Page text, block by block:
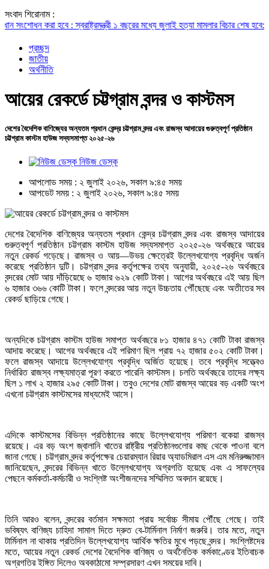
সংবাদ শিরোনাম :
করা হবে : স্বরাষ্ট্রমন্ত্রী১ বছরের মধ্যে জুলাই হত্যা মামলার বিচার শেষ হবে: চিফ
প্রচ্ছদ
জাতীয়
অর্থনীতি
আয়ের রেকর্ডে চট্টগ্রাম বন্দর ও কাস্টমস
দেশের বৈদেশিক বাণিজ্যের অন্যতম প্রধান কেন্দ্র চট্টগ্রাম বন্দর এবং রাজস্ব আদায়ের গুরুত্বপূর্ণ প্রতিষ্ঠান
চট্টগ্রাম কাস্টম হাউজ সদ্যসমাপ্ত ২০২৫-২৬
নিউজ ডেস্ক
আপলোড সময় : ২ জুলাই ২০২৬, সকাল ৯:৪৫ সময়
আপডেট সময় : ২ জুলাই ২০২৬, সকাল ৯:৪৫ সময়
দেশের বৈদেশিক বাণিজ্যের অন্যতম প্রধান কেন্দ্র চট্টগ্রাম বন্দর এবং রাজস্ব আদায়ের
গুরুত্বপূর্ণ প্রতিষ্ঠান চট্টগ্রাম কাস্টম হাউজ সদ্যসমাপ্ত ২০২৫-২৬ অর্থবছরে আয়ের
নতুন রেকর্ড গড়েছে। রাজস্ব ও আয়—উভয় ক্ষেত্রেই উল্লেখযোগ্য প্রবৃদ্ধি অর্জন
করেছে প্রতিষ্ঠান দুটি। চট্টগ্রাম বন্দর কর্তৃপক্ষের তথ্য অনুযায়ী, ২০২৫-২৬ অর্থবছরে
বন্দরের মোট আয় দাঁড়িয়েছে ৬ হাজার ৬২৯ কোটি টাকা। আগের অর্থবছরে এই আয় ছিল
৬ হাজার ৩৬৬ কোটি টাকা। ফলে বন্দরের আয় নতুন উচ্চতায় পৌঁছেছে এবং অতীতের সব
রেকর্ড ছাড়িয়ে গেছে।
অন্যদিকে চট্টগ্রাম কাস্টম হাউজ সমাপ্ত অর্থবছরে ৮১ হাজার ৪৭১ কোটি টাকা রাজস্ব
আদায় করেছে। আগের অর্থবছরে এই পরিমাণ ছিল প্রায় ৭২ হাজার ৫০২ কোটি টাকা।
ফলে রাজস্ব আদায়ে উল্লেখযোগ্য প্রবৃদ্ধি অর্জিত হয়েছে। তবে প্রবৃদ্ধি সত্ত্বেও
নির্ধারিত রাজস্ব লক্ষ্যমাত্রা পূরণ করতে পারেনি কাস্টমস। চলতি অর্থবছরে তাদের লক্ষ্য
ছিল ১ লাখ ২ হাজার ২৯৫ কোটি টাকা। তবুও দেশের মোট রাজস্ব আয়ের বড় একটি অংশ
এখনো চট্টগ্রাম কাস্টমসের মাধ্যমেই আসে।
এদিকে কাস্টমসের বিভিন্ন প্রতিষ্ঠানের কাছে উল্লেখযোগ্য পরিমাণ বকেয়া রাজস্ব
রয়েছে। এর বড় অংশ জ্বালানি খাতের রাষ্ট্রীয় প্রতিষ্ঠানগুলোর কাছ থেকে পাওনা বলে
জানা গেছে। চট্টগ্রাম বন্দর কর্তৃপক্ষের চেয়ারম্যান রিয়ার অ্যাডমিরাল এস এম মনিরুজ্জামান
জানিয়েছেন, বন্দরের বিভিন্ন খাতে উল্লেখযোগ্য অগ্রগতি হয়েছে এবং এ সাফল্যের
পেছনে কর্মকর্তা-কর্মচারী ও সংশ্লিষ্ট অংশীজনদের সম্মিলিত অবদান রয়েছে।
তিনি আরও বলেন, বন্দরের বর্তমান সক্ষমতা প্রায় সর্বোচ্চ সীমায় পৌঁছে গেছে। তাই
ভবিষ্যৎ বাণিজ্য চাহিদা সামাল দিতে দ্রুত বে-টার্মিনাল নির্মাণ জরুরি। তার মতে, নতুন
টার্মিনাল না থাকায় প্রতিদিন উল্লেখযোগ্য আর্থিক ক্ষতির মুখে পড়ছে বন্দর। সংশ্লিষ্টদের
মতে, আয়ের নতুন রেকর্ড দেশের বৈদেশিক বাণিজ্য ও অর্থনৈতিক কর্মকাণ্ডের ইতিবাচক
অগ্রগতির ইঙ্গিত দিলেও অবকাঠামো সম্প্রসারণ এখন সময়ের দাবি।